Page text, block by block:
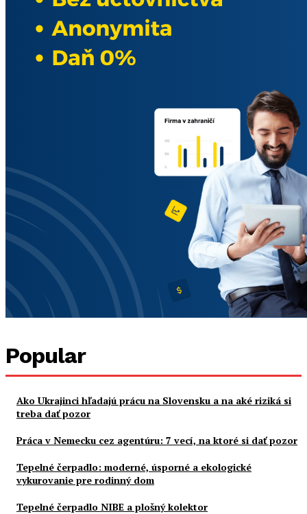
Popular
Ako Ukrajinci hľadajú prácu na Slovensku a na aké riziká si
treba dať pozor
Práca v Nemecku cez agentúru: 7 vecí, na ktoré si dať pozor
Tepelné čerpadlo: moderné, úsporné a ekologické
vykurovanie pre rodinný dom
Tepelné čerpadlo NIBE a plošný kolektor